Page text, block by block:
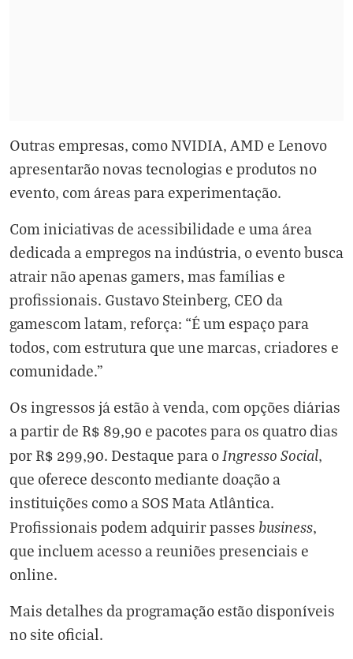
Outras empresas, como NVIDIA, AMD e Lenovo
apresentarão novas tecnologias e produtos no
evento, com áreas para experimentação.
Com iniciativas de acessibilidade e uma área
dedicada a empregos na indústria, o evento busca
atrair não apenas gamers, mas famílias e
profissionais. Gustavo Steinberg, CEO da
gamescom latam, reforça: “É um espaço para
todos, com estrutura que une marcas, criadores e
comunidade."
Os ingressos já estão à venda, com opções diárias
a partir de R$ 89,90 e pacotes para os quatro dias
por R$ 299,90. Destaque para o Ingresso Social,
que oferece desconto mediante doação a
instituições como a SOS Mata Atlântica.
Profissionais podem adquirir passes business,
que incluem acesso a reuniões presenciais e
online.
Mais detalhes da programação estão disponíveis
no site oficial.